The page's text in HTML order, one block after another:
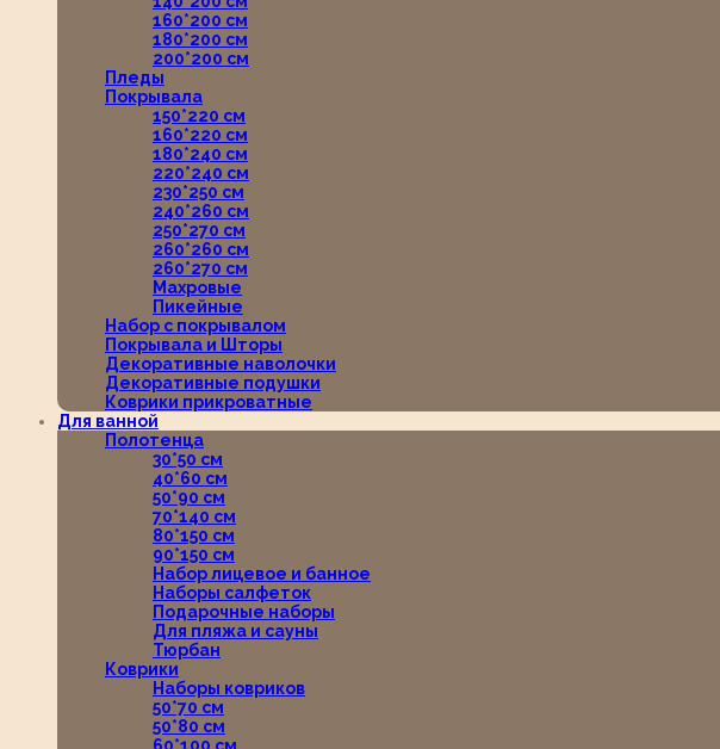
160*200 см
180*200 см
200*200 см
Пледы
Покрывала
150*220 см
160*220 см
180*240 см
220*240 см
230*250 см
240*260 см
250*270 см
260*260 см
260*270 см
Махровые
Пикейные
Набор с покрывалом
Покрывала и Шторы
Декоративные наволочки
Декоративные подушки
Коврики прикроватные
Для ванной
Полотенца
30*50 см
40*60 см
50*90 см
70*140 см
80*150 см
90*150 см
Набор лицевое и банное
Наборы салфеток
Подарочные наборы
Для пляжа и сауны
Тюрбан
Коврики
Наборы ковриков
50*70 см
50*80 см